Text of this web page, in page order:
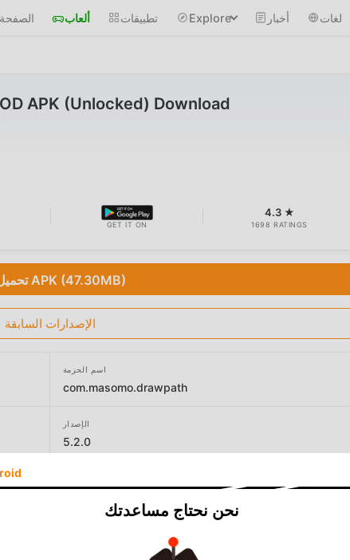
ألعاب تطبيقات Explore أخبار لغات
APK (Unlocked) Download
GET IT ON
4.3 ★
1698 RATINGS
تحميل APK (47.30MB)
الإصدارات السابقة
اسم الحزمة
com.masomo.drawpath
الإصدار
5.2.0
نحن نحتاج مساعدتك